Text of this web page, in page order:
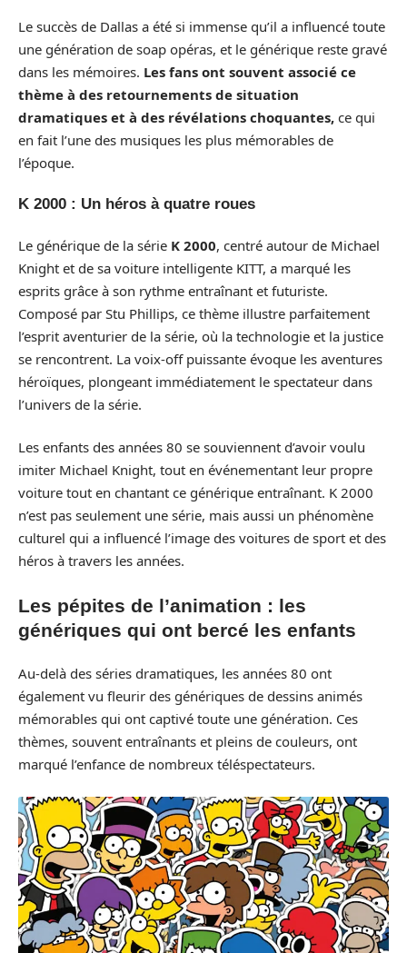
Le succès de Dallas a été si immense qu’il a influencé toute
une génération de soap opéras, et le générique reste gravé
dans les mémoires. Les fans ont souvent associé ce
thème à des retournements de situation
dramatiques et à des révélations choquantes, ce qui
en fait l’une des musiques les plus mémorables de
l’époque.
K 2000 : Un héros à quatre roues
Le générique de la série K 2000, centré autour de Michael
Knight et de sa voiture intelligente KITT, a marqué les
esprits grâce à son rythme entraînant et futuriste.
Composé par Stu Phillips, ce thème illustre parfaitement
l’esprit aventurier de la série, où la technologie et la justice
se rencontrent. La voix-off puissante évoque les aventures
héroïques, plongeant immédiatement le spectateur dans
l’univers de la série.
Les enfants des années 80 se souviennent d’avoir voulu
imiter Michael Knight, tout en événementant leur propre
voiture tout en chantant ce générique entraînant. K 2000
n’est pas seulement une série, mais aussi un phénomène
culturel qui a influencé l’image des voitures de sport et des
héros à travers les années.
Les pépites de l’animation : les
génériques qui ont bercé les enfants
Au-delà des séries dramatiques, les années 80 ont
également vu fleurir des génériques de dessins animés
mémorables qui ont captivé toute une génération. Ces
thèmes, souvent entraînants et pleins de couleurs, ont
marqué l’enfance de nombreux téléspectateurs.